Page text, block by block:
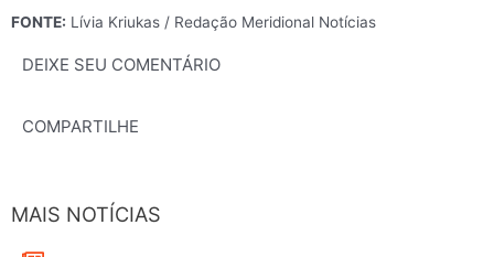
FONTE: Lívia Kriukas / Redação Meridional Notícias
DEIXE SEU COMENTÁRIO
COMPARTILHE
MAIS NOTÍCIAS